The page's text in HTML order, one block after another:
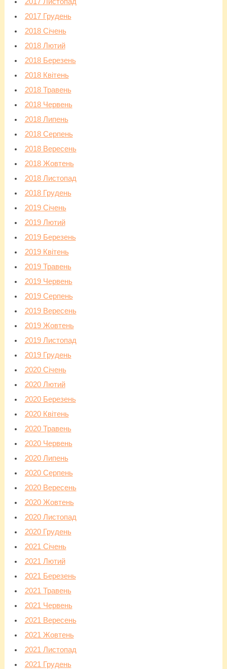
2017 Листопад
2017 Грудень
2018 Січень
2018 Лютий
2018 Березень
2018 Квітень
2018 Травень
2018 Червень
2018 Липень
2018 Серпень
2018 Вересень
2018 Жовтень
2018 Листопад
2018 Грудень
2019 Січень
2019 Лютий
2019 Березень
2019 Квітень
2019 Травень
2019 Червень
2019 Серпень
2019 Вересень
2019 Жовтень
2019 Листопад
2019 Грудень
2020 Січень
2020 Лютий
2020 Березень
2020 Квітень
2020 Травень
2020 Червень
2020 Липень
2020 Серпень
2020 Вересень
2020 Жовтень
2020 Листопад
2020 Грудень
2021 Січень
2021 Лютий
2021 Березень
2021 Травень
2021 Червень
2021 Вересень
2021 Жовтень
2021 Листопад
2021 Грудень